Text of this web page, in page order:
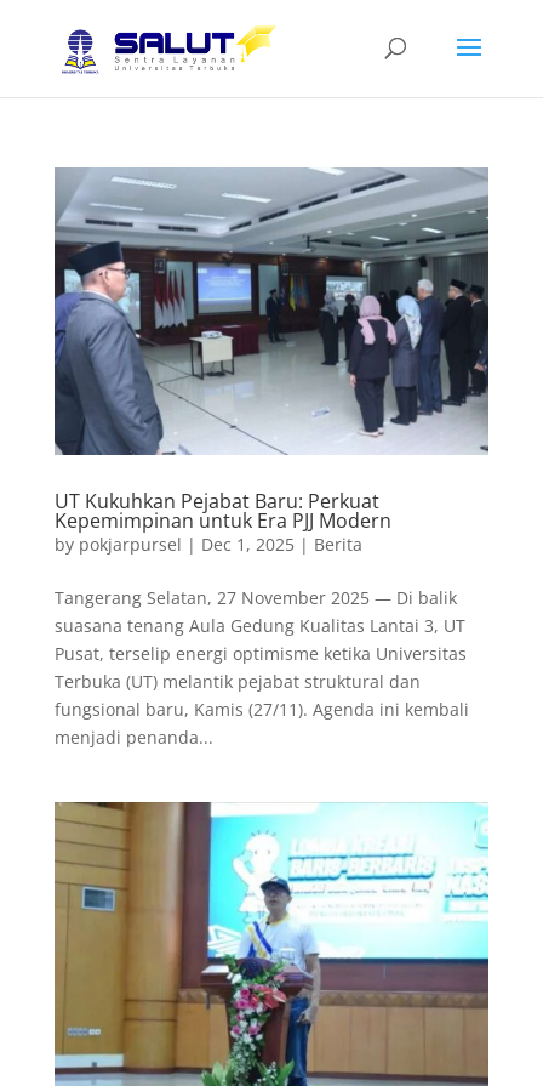
UT Kukuhkan Pejabat Baru: Perkuat
Kepemimpinan untuk Era PJJ Modern
by pokjarpursel | Dec 1, 2025| Berita
Tangerang Selatan, 27 November 2025 — Di balik
suasana tenang Aula Gedung Kualitas Lantai 3, UT
Pusat, terselip energi optimisme ketika Universitas
Terbuka (UT) melantik pejabat struktural dan
fungsional baru, Kamis (27/11). Agenda ini kembali
menjadi penanda...